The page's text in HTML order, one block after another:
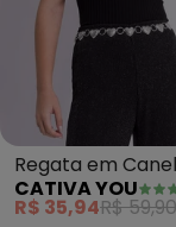
Regata em
(Preto)
CATIVA YOU
R$ 35,94R$ 59,90